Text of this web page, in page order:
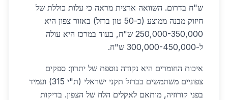
ש"ח בדרום. השוואה ארצית מראה כי עלות כוללת של
חיזוק מבנה ממוצע (כ-50 טון ברזל) באזור צפון היא
250,000-350,000 ש"ח, בעוד במרכז היא עולה
ל-300,000-450,000 ש"ח.
איכות החומרים היא נקודה נוספת של יתרון: ספקים
צפוניים משתמשים בברזל תקני ישראלי (ת"י 315) ועמיד
בפני קורוזיה, מותאם לאקלים הלח של הצפון. בדיקות